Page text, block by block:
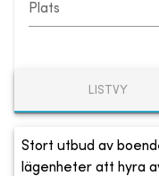
Plats
LISTVY
Stort utbud av
lägenheter att hyra